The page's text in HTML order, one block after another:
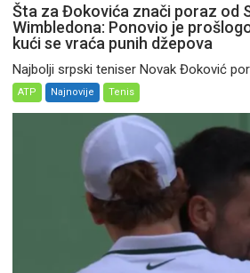
Šta za Đokovića znači poraz od
Wimbledona: Ponovio je
kući se vraća punih džepova
Najbolji srpski teniser Novak Đoković
ATP Najnovije Tenis